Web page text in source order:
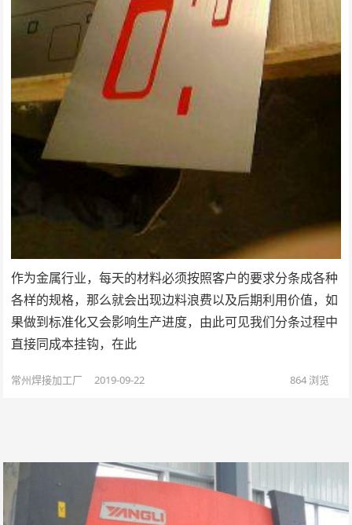
作为金属行业，每天的材料必须按照客户的要求分条成各种
各样的规格，那么就会出现边料浪费以及后期利用价值，如
果做到标准化又会影响生产进度，由此可见我们分条过程中
直接同成本挂钩，在此
常州焊接加工厂 2019-09-22 864浏览
章
翻
页